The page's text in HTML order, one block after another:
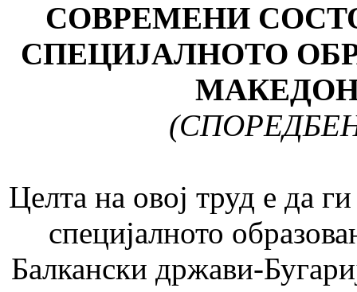
СОВРЕМЕНИ
СПЕЦИЈАЛНОТО
Целта на овој труд е да
специјалното
Балкански држави-